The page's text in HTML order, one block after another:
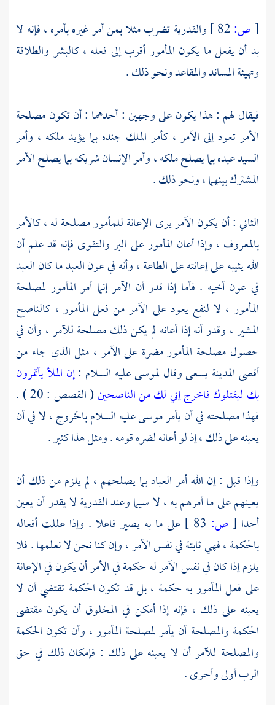
[ص:
والقدرية تضرب مثلا بمن أمر غيره بأمره ، فإنه لا
بد أن يفعل ما يكون المأمور أقرب إلى فعله ، كالبشر والطلاقة
وتهيئة المساند والمقاعد ونحو ذلك .
فيقال لهم : هذا يكون على وجهين : أحدهما : أن تكون مصلحة
الأمر تعود إلى الآمر ، كأمر الملك جنده بما يؤيد ملكه ، وأمر
السيد عبده بما يصلح ملكه ، وأمر الإنسان شريكه بما يصلح الأمر
المشترك بينهما ، ونحو ذلك .
الثاني : أن يكون الآمر يرى الإعانة للمأمور مصلحة له ، كالأمر
بالمعروف ، وإذا أعان المأمور على البر والتقوى فإنه قد علم أن
الله يثيبه على إعانته على الطاعة ، وأنه في عون العبد ما كان العبد
في عون أخيه . فأما إذا قدر أن الآمر إنما أمر المأمور لمصلحة
المأمور ، لا لنفع يعود على الآمر من فعل المأمور ، كالناصح
المشير ، وقدر أنه إذا أعانه لم يكن ذلك مصلحة للآمر ، وأن في
حصول مصلحة المأمور مضرة على الآمر ، مثل الذي جاء من
أقصى المدينة يسعى وقاللموسىعليه السلام :إن الملأ يأتمرون
بك ليقتلوك فاخرج إني لك من الناصحين
( القصص : 20 ) .
فهذا مصلحته في أن يأمرموسىعليه السلام بالخروج ، لا في أن
يعينه على ذلك ، إذ لو أعانه لضره قومه . ومثل هذا كثير .
وإذا قيل : إن الله أمر العباد بما يصلحهم ، لم يلزم من ذلك أن
يعينهم على ما أمرهم به ، لا سيما وعندالقدريةلا يقدر أن يعين
أحدا [ ص:
على ما به يصير فاعلا . وإذا عللت أفعاله
بالحكمة ، فهي ثابتة في نفس الأمر ، وإن كنا نحن لا نعلمها . فلا
يلزم إذا كان في نفس الآمر له حكمة في الأمر أن يكون في الإعانة
على فعل المأمور به حكمة ، بل قد تكون الحكمة تقتضي أن لا
يعينه على ذلك ، فإنه إذا أمكن في المخلوق أن يكون مقتضى
الحكمة والمصلحة أن يأمر لمصلحة المأمور ، وأن تكون الحكمة
والمصلحة للآمر أن لا يعينه على ذلك : فإمكان ذلك في حق
الرب أولى وأحرى .